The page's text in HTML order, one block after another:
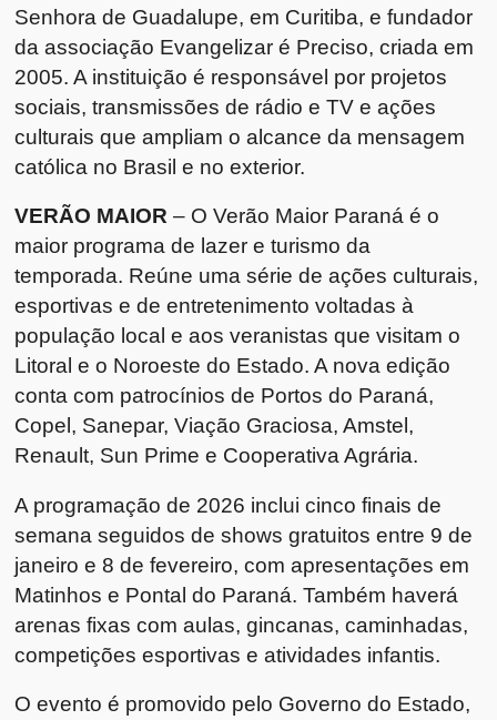
Senhora de Guadalupe, em Curitiba, e fundador
da associação Evangelizar é Preciso, criada em
2005. A instituição é responsável por projetos
sociais, transmissões de rádio e TV e ações
culturais que ampliam o alcance da mensagem
católica no Brasil e no exterior.
VERÃO MAIOR – O Verão Maior Paraná é o
maior programa de lazer e turismo da
temporada. Reúne uma série de ações culturais,
esportivas e de entretenimento voltadas à
população local e aos veranistas que visitam o
Litoral e o Noroeste do Estado. A nova edição
conta com patrocínios de Portos do Paraná,
Copel, Sanepar, Viação Graciosa, Amstel,
Renault, Sun Prime e Cooperativa Agrária.
A programação de 2026 inclui cinco finais de
semana seguidos de shows gratuitos entre 9 de
janeiro e 8 de fevereiro, com apresentações em
Matinhos e Pontal do Paraná. Também haverá
arenas fixas com aulas, gincanas, caminhadas,
competições esportivas e atividades infantis.
O evento é promovido pelo Governo do Estado,